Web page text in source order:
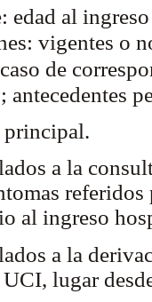
al
vigentes o
de
; antecedentes
a la
referidos
al ingreso
a la
lugar